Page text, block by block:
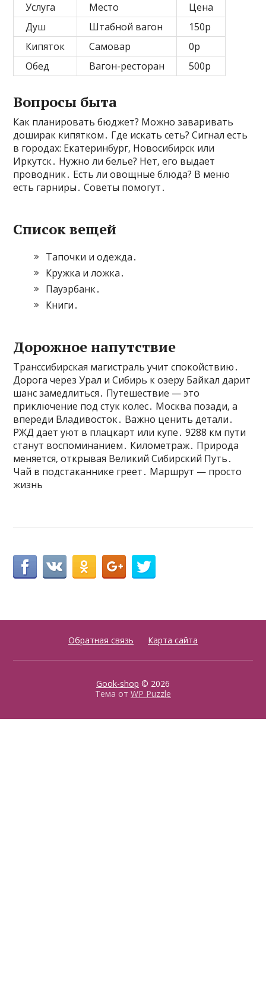
Услуга Место
Цена
Душ
Штабной вагон
150р
Кипяток
Самовар
0р
Обед
Вагон-ресторан 500р
Вопросы быта
Как планировать бюджет? Можно заваривать
доширак кипятком․ Где искать сеть? Сигнал есть
в городах: Екатеринбург‚ Новосибирск или
Иркутск․ Нужно ли белье? Нет‚ его выдает
проводник․ Есть ли овощные блюда? В меню
есть гарниры․ Советы помогут․
Список вещей
Тапочки и одежда․
Кружка и ложка․
Пауэрбанк․
Книги․
Дорожное напутствие
Транссибирская магистраль учит спокойствию․
Дорога через Урал и Сибирь к озеру Байкал дарит
шанс замедлиться․ Путешествие — это
приключение под стук колес․ Москва позади‚ а
впереди Владивосток․ Важно ценить детали․
РЖД дает уют в плацкарт или купе․ 9288 км пути
станут воспоминанием․ Километраж․ Природа
меняется‚ открывая Великий Сибирский Путь․
Чай в подстаканнике греет․ Маршрут — просто
жизнь
Обратная связь Карта сайта
Gook-shop © 2026
Тема от WP Puzzle